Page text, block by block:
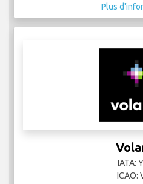
Plus
IATA:
ICAO: